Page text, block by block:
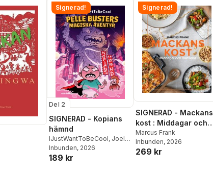
Signerad!
Del 2
SIGNERAD - Kopians
hämnd
IJustWantToBeCool, Joel
Adolphson,Emil Ejdemo
Beer ,Victor Beer
Inbunden, 2026
189 kr
Signerad!
SIGNERAD - Mackans
kost : Middagar och
matlådor
Marcus Frank
Inbunden, 2026
269 kr